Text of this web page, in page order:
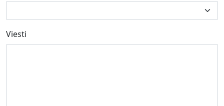
Viesti